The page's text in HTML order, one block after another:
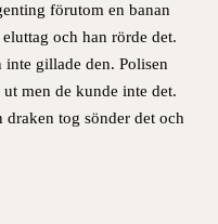
förutom en banan
och han rörde det.
inte gillade den. Polisen
men de kunde inte det.
draken tog sönder det och